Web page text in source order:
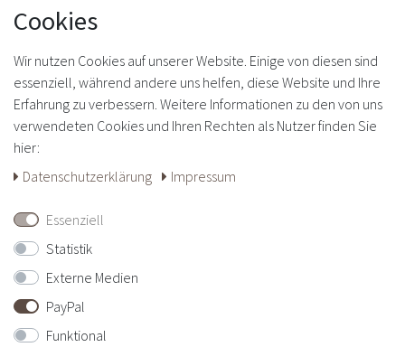
Zahlungsarten
Versandarten & -kosten
Widerrufs­recht
Daten­schutz­erklärung
AGB
Impressum
Vertrag widerrufen
Über Uns
Über uns
Kontakt
Bequem bezahlen
Cookies
Wir nutzen Cookies auf unserer Website. Einige von diesen sind
essenziell, während andere uns helfen, diese Website und Ihre
Erfahrung zu verbessern. Weitere Informationen zu den von uns
verwendeten Cookies und Ihren Rechten als Nutzer finden Sie
hier:
Daten­schutz­erklärung
Impressum
Essenziell
Statistik
Externe Medien
PayPal
Funktional